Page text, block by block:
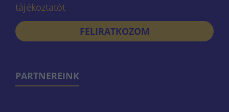
tájékoztatót
FELIRATKOZOM
PARTNEREINK